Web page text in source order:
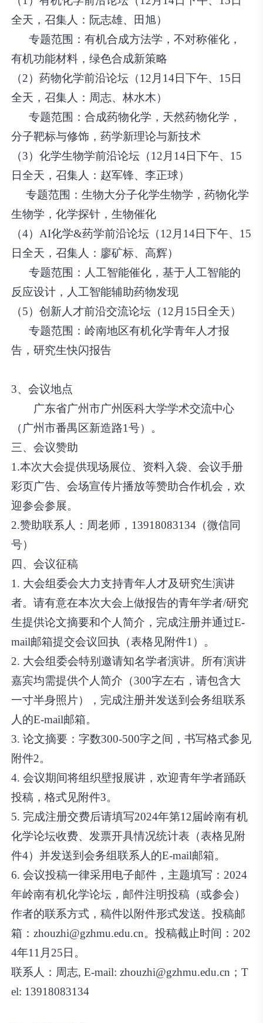
全天，召集人：阮志雄、田旭）
专题范围：有机合成方法学，不对称催化，
有机功能材料，绿色合成新策略
（2）药物化学前沿论坛（12月14日下午、15日
全天，召集人：周志、林水木）
专题范围：合成药物化学，天然药物化学，
分子靶标与修饰，药学新理论与新技术
（3）化学生物学前沿论坛（12月14日下午、15
日全天，召集人：赵军锋、李正球）
专题范围：生物大分子化学生物学，药物化学
生物学，化学探针，生物催化
（4）AI化学&药学前沿论坛（12月14日下午、15
日全天，召集人：廖矿标、高辉）
专题范围：人工智能催化，基于人工智能的
反应设计，人工智能辅助药物发现
（5）创新人才前沿交流论坛（12月15日全天）
专题范围：岭南地区有机化学青年人才报
告，研究生快闪报告
3、会议地点
广东省广州市广州医科大学学术交流中心
（广州市番禺区新造路1号）。
三、会议赞助
1.本次大会提供现场展位、资料入袋、会议手册
彩页广告、会场宣传片播放等赞助合作机会，欢
迎参会参展。
2.赞助联系人：周老师 ，13918083134（微信同
号）
四、会议征稿
1. 大会组委会大力支持青年人才及研究生演讲
者。请有意在本次大会上做报告的青年学者/研究
生提供论文摘要和个人简介，完成注册并通过E-
mail邮箱提交会议回执（表格见附件1）。
2. 大会组委会特别邀请知名学者演讲。所有演讲
嘉宾均需提供个人简介（300字左右，请包含大
一寸半身照片），完成注册并发送到会务组联系
人的E-mail邮箱。
3. 论文摘要：字数300-500字之间，书写格式参见
附件2。
4. 会议期间将组织壁报展讲，欢迎青年学者踊跃
投稿，格式见附件3。
5. 完成注册交费后请填写2024年第12届岭南有机
化学论坛收费、发票开具情况统计表（表格见附
件4）并发送到会务组联系人的E-mail邮箱。
6. 会议投稿一律采用电子邮件，主题填写：2024
年岭南有机化学论坛，邮件注明投稿（或参会）
作者的联系方式，稿件以附件形式发送。投稿邮
箱：zhouzhi@gzhmu.edu.cn。投稿截止时间：202
4年11月25日。
联系人：周志, E-mail: zhouzhi@gzhmu.edu.cn；T
el: 13918083134